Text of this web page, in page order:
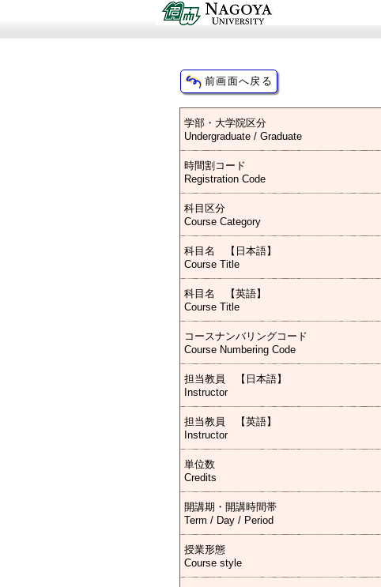
学部・大学院区分
Undergraduate / Graduate
時間割コード
Registration Code
科目区分
Course Category
科目名 【日本語】
Course Title
科目名 【英語】
Course Title
コースナンバリングコード
Course Numbering Code
担当教員 【日本語】
Instructor
担当教員 【英語】
Instructor
単位数
Credits
開講期・開講時間帯
Term / Day / Period
授業形態
Course style